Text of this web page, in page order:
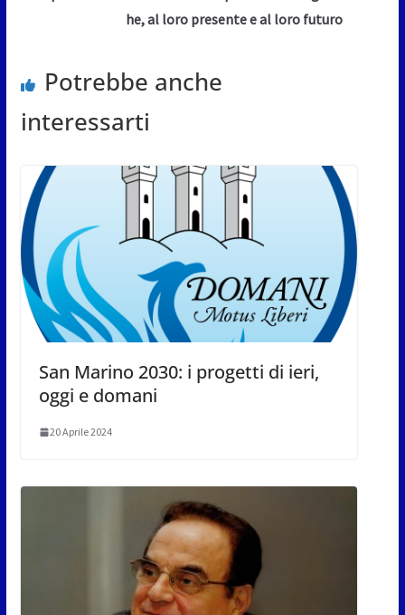
he, al loro presente e al loro futuro
Potrebbe anche
interessarti
San Marino 2030: i progetti di ieri,
oggi e domani
20 Aprile 2024